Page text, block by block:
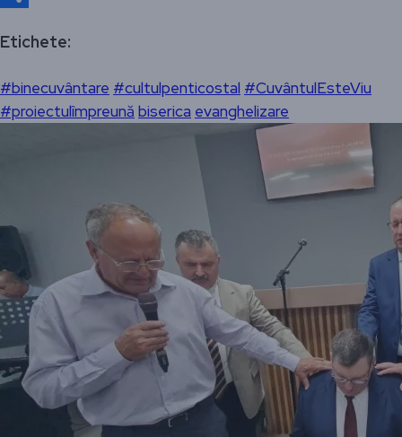
Etichete:
#binecuvântare #cultulpenticostal #CuvântulEsteViu
#proiectulîmpreună biserica evanghelizare